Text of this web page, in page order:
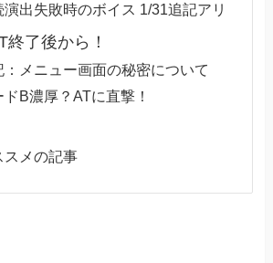
演出失敗時のボイス 1/31追記アリ
終了後から！
：メニュー画面の秘密について
ドB濃厚？ATに直撃！
スメの記事